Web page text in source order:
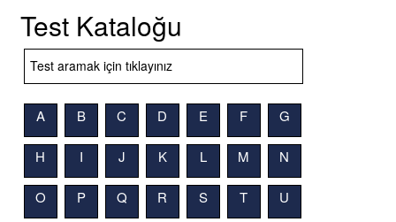
Test Kataloğu
A B C D E F G
H I J K L M N
O P Q R S T U